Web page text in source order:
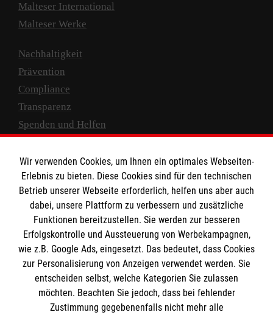
Malteser International
Malteser Werke
Nachhaltigkeit
Prävention
Compliance
Transparenz
Spenden und Helfen
Empfänger: Malteser Hilfsdienst e.V.
IBAN: DE10 3706 0120 1201 2000 12
BIC: GENODED 1PA7
Wir verwenden Cookies, um Ihnen ein optimales Webseiten-
Erlebnis zu bieten. Diese Cookies sind für den technischen
Betrieb unserer Webseite erforderlich, helfen uns aber auch
dabei, unsere Plattform zu verbessern und zusätzliche
Funktionen bereitzustellen. Sie werden zur besseren
Erfolgskontrolle und Aussteuerung von Werbekampagnen,
wie z.B. Google Ads, eingesetzt. Das bedeutet, dass Cookies
zur Personalisierung von Anzeigen verwendet werden. Sie
entscheiden selbst, welche Kategorien Sie zulassen
möchten. Beachten Sie jedoch, dass bei fehlender
Zustimmung gegebenenfalls nicht mehr alle